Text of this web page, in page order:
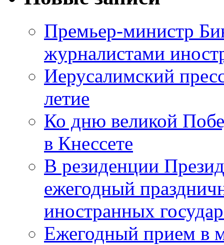
Премьер-министр
журналистами
Иерусалимский
летие
Ко дню великой
в Кнессете
В резиденции
ежегодный
иностранных
Ежегодный прием в